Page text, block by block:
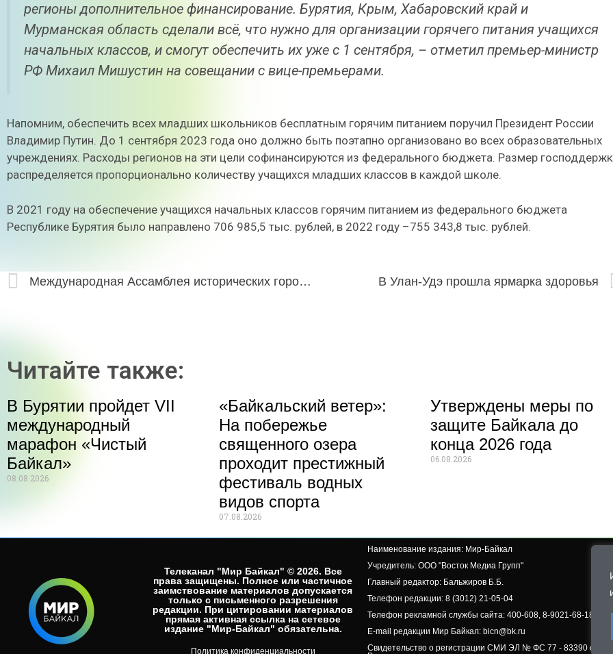
регионы дополнительное финансирование. Бурятия, Крым, Хабаровский край и
Мурманская область сделали всё, что нужно для организации горячего питания учащихся
начальных классов, и смогут обеспечить их уже с 1 сентября, – отметил премьер-министр
РФ Михаил Мишустин на совещании с вице-премьерами.
Напомним, обеспечить всех младших школьников бесплатным горячим питанием поручил Президент России
Владимир Путин. До 1 сентября 2023 года оно должно быть поэтапно организовано во всех образовательных
учреждениях. Расходы регионов на эти цели софинансируются из федерального бюджета. Размер
распределяется пропорционально количеству учащихся младших классов в каждой школе.
В 2021 году на обеспечение учащихся начальных классов горячим питанием из федерального бюджета
Республике Бурятия было направлено 706 985,5 тыс. рублей, в 2022 году –755 343,8 тыс. рублей.
Международная Ассамблея исторических городов Евразии В Улан-Удэ прошла ярмарка здоровья
Читайте также:
В Бурятии пройдет VII
международный
марафон «Чистый
Байкал»
08.08.2026
«Байкальский ветер»:
На побережье
священного озера
проходит престижный
фестиваль водных
видов спорта
07.08.2026
Утверждены меры по
защите Байкала до
конца 2026 года
06.08.2026
Телеканал "Мир Байкал" © 2026. Все
права защищены. Полное или частичное
заимствование материалов допускается
только с письменного разрешения
редакции. При цитировании материалов
прямая активная ссылка на сетевое
издание "Мир-Байкал" обязательна.​
Политика конфиденциальности
Наименование издания: Мир-Байкал
Учредитель: ООО "Восток Медиа Групп"
Главный редактор: Бальжиров Б.Б.
Телефон редакции: 8 (3012) 21-05-04
Телефон рекламной службы сайта: 400-608, 8-9021-68-18-50,
E-mail редакции Мир Байкал: bicn@bk.ru
Свидетельство о регистрации СМИ ЭЛ № ФС 77 - 83390 от